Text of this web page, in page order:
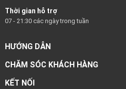
Thời gian hỗ trợ
07 - 21:30 các ngày trong tuần
HƯỚNG DẪN
CHĂM SÓC KHÁCH HÀNG
KẾT NỐI